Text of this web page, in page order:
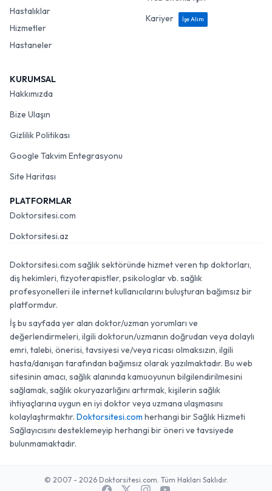
Hastalıklar
Hizmetler
Hastaneler
Kariyer
İşe Alım
KURUMSAL
Hakkımızda
Bize Ulaşın
Gizlilik Politikası
Google Takvim Entegrasyonu
Site Haritası
PLATFORMLAR
Doktorsitesi.com
Doktorsitesi.az
Doktorsitesi.com sağlık sektöründe hizmet veren tıp doktorları,
diş hekimleri, fizyoterapistler, psikologlar vb. sağlık
profesyonelleri ile internet kullanıcılarını buluşturan bağımsız bir
platformdur.
İş bu sayfada yer alan doktor/uzman yorumları ve
değerlendirmeleri, ilgili doktorun/uzmanın doğrudan veya dolaylı
emri, talebi, önerisi, tavsiyesi ve/veya ricası olmaksızın, ilgili
hasta/danışan tarafından bağımsız olarak yazılmaktadır. Bu web
sitesinin amacı, sağlık alanında kamuoyunun bilgilendirilmesini
sağlamak, sağlık okuryazarlığını artırmak, kişilerin sağlık
ihtiyaçlarına uygun en iyi doktor veya uzmana ulaşmasını
kolaylaştırmaktır. Doktorsitesi.com herhangi bir Sağlık Hizmeti
Sağlayıcısını desteklemeyip herhangi bir öneri ve tavsiyede
bulunmamaktadır.
© 2007 - 2026 Doktorsitesi.com. Tüm Hakları Saklıdır.